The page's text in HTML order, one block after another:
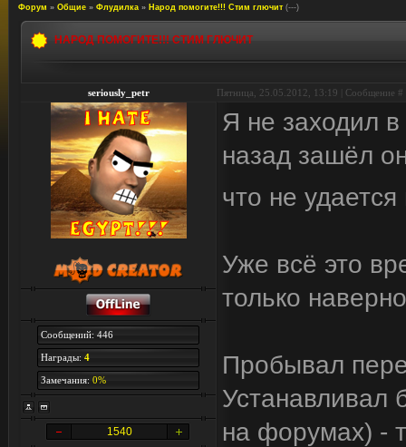
Форум » Общие » Флудилка » Народ помогите!!! Стим глючит (---)
НАРОД ПОМОГИТЕ!!! СТИМ ГЛЮЧИТ
seriously_petr Пятница, 25.05.2012, 13:19 | Сообщение #
Сообщений: 446
Награды: 4
Замечания: 0%
1540
Я не заходил
назад зашёл
что не
Уже всё это
только
Пробывал
Устанавливал
на форумах) -